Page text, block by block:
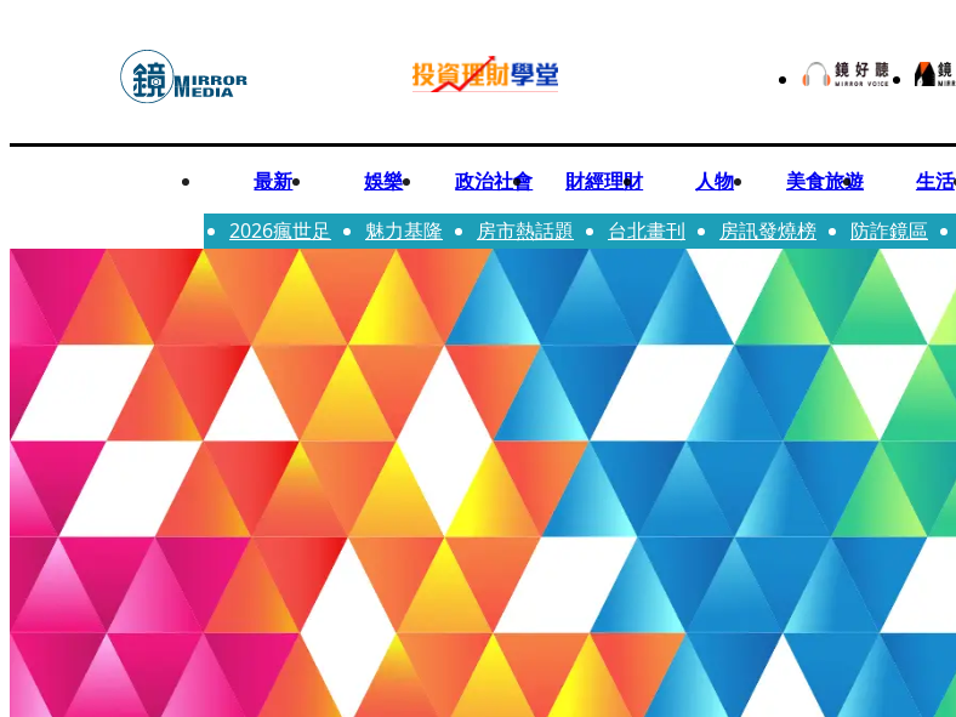
最新 娛樂 政治社會 財經理財 人物 美食旅遊 生活
2026瘋世足
魅力基隆 房市熱話題 台北畫刊 房訊發燒榜 防詐鏡區